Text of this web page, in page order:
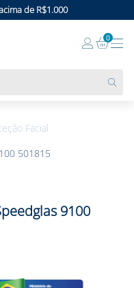
de R$1.000
0
Facial
501815
9100